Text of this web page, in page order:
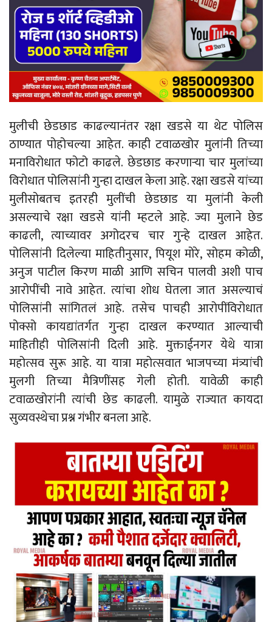
मुलीची छेडछाड काढल्यानंतर रक्षा खडसे या थेट पोलिस
ठाण्यात पोहोचल्या आहेत. काही टवाळखोर मुलांनी तिच्या
मनाविरोधात फोटो काढले. छेडछाड करणाऱ्या चार मुलांच्या
विरोधात पोलिसांनी गुन्हा दाखल केला आहे. रक्षा खडसे यांच्या
मुलीसोबतच इतरही मुलींची छेडछाड या मुलांनी केली
असल्याचे रक्षा खडसे यांनी म्हटले आहे. ज्या मुलाने छेड
काढली, त्याच्यावर अगोदरच चार गुन्हे दाखल आहेत.
पोलिसांनी दिलेल्या माहितीनुसार, पियूश मोरे, सोहम कोळी,
अनुज पाटील किरण माळी आणि सचिन पालवी अशी पाच
आरोपींची नावे आहेत. त्यांचा शोध घेतला जात असल्याचं
पोलिसांनी सांगितलं आहे. तसेच पाचही आरोपींविरोधात
पोक्सो कायद्यांतर्गत गुन्हा दाखल करण्यात आल्याची
माहितीही पोलिसांनी दिली आहे. मुक्ताईनगर येथे यात्रा
महोत्सव सुरू आहे. या यात्रा महोत्सवात भाजपच्या मंत्र्यांची
मुलगी तिच्या मैत्रिणींसह गेली होती. यावेळी काही
टवाळखोरांनी त्यांची छेड काढली. यामुळे राज्यात कायदा
सुव्यवस्थेचा प्रश्न गंभीर बनला आहे.